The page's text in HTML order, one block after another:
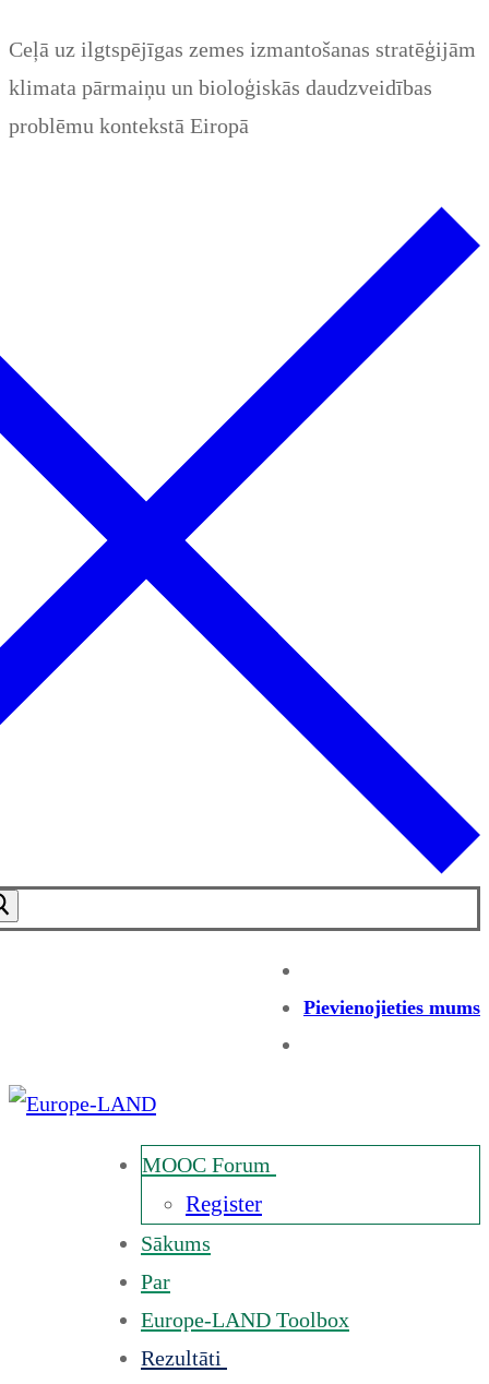
Inhalt
springen
Ceļā uz ilgtspējīgas zemes izmantošanas stratēģijām
klimata pārmaiņu un bioloģiskās daudzveidības
problēmu kontekstā Eiropā
Pievienojieties mums
MOOC Forum
Register
Sākums
Par
Europe-LAND Toolbox
Rezultāti